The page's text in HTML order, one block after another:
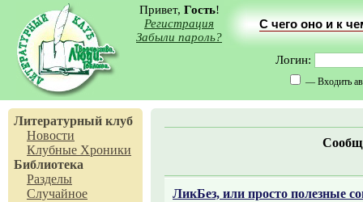
Привет, Гость!
Регистрация
Забыли пароль?
С чего оно и к
Логин:
— Входить
Литературный клуб
Новости
Клубные Хроники
Библиотека
Разделы
Случайное
ЛикБез, или просто полезные